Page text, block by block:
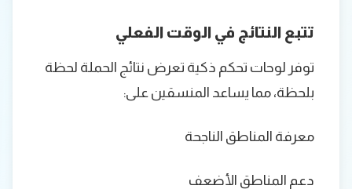
تتبع النتائج في الوقت الفعلي
توفر لوحات تحكم ذكية تعرض نتائج الحملة لحظة
بلحظة، مما يساعد المنسقين على:
معرفة المناطق الناجحة
دعم المناطق الأضعف